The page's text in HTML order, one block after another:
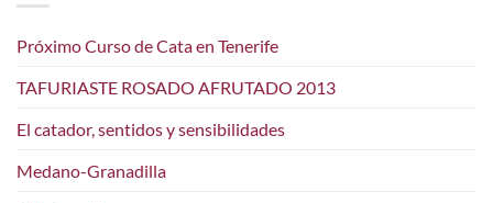
Próximo Curso de Cata en Tenerife
TAFURIASTE ROSADO AFRUTADO 2013
El catador, sentidos y sensibilidades
Medano-Granadilla